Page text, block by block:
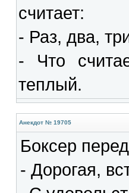
считает:
- Раз, два,
- Что
теплый.
Анекдот № 19705
Боксер
- Дорогая,